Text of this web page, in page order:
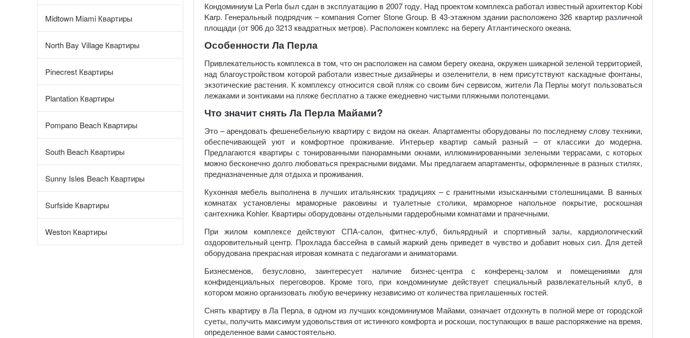
Midtown Miami Квартиры
North Bay Village Квартиры
Pinecrest Квартиры
Plantation Квартиры
Pompano Beach Квартиры
South Beach Квартиры
Sunny Isles Beach Квартиры
Surfside Квартиры
Weston Квартиры
Кондоминиум La Perla был сдан в эксплуатацию в 2007 году. Над проектом комплекса работал известный архитектор Kobi
Karp. Генеральный подрядчик – компания Corner Stone Group. В 43-этажном здании расположено 326 квартир различной
площади (от 906 до 3213 квадратных метров). Расположен комплекс на берегу Атлантического океана.
Особенности Ла Перла
Привлекательность комплекса в том, что он расположен на самом берегу океана, окружен шикарной зеленой территорией,
над благоустройством которой работали известные дизайнеры и озеленители, в нем присутствуют каскадные фонтаны,
экзотические растения. К комплексу относится свой пляж со своим бич сервисом, жители Ла Перлы могут пользоваться
лежаками и зонтиками на пляже бесплатно а также ежедневно чистыми пляжными полотенцами.
Что значит снять Ла Перла Майами?
Это – арендовать фешенебельную квартиру с видом на океан. Апартаменты оборудованы по последнему слову техники,
обеспечивающей уют и комфортное проживание. Интерьер квартир самый разный – от классики до модерна.
Предлагаются квартиры с тонированными панорамными окнами, иллюминированными зелеными террасами, с которых
можно бесконечно долго любоваться прекрасными видами. Мы предлагаем апартаменты, оформленные в разных стилях,
предназначенные для отдыха и проживания.
Кухонная мебель выполнена в лучших итальянских традициях – с гранитными изысканными столешницами. В ванных
комнатах установлены мраморные раковины и туалетные столики, мраморное напольное покрытие, роскошная
сантехника Kohler. Квартиры оборудованы отдельными гардеробными комнатами и прачечными.
При жилом комплексе действуют СПА-салон, фитнес-клуб, бильярдный и спортивный залы, кардиологический
оздоровительный центр. Прохлада бассейна в самый жаркий день приведет в чувство и добавит новых сил. Для детей
оборудована прекрасная игровая комната с педагогами и аниматорами.
Бизнесменов, безусловно, заинтересует наличие бизнес-центра с конференц-залом и помещениями для
конфиденциальных переговоров. Кроме того, при кондоминиуме действует специальный развлекательный клуб, в
котором можно организовать любую вечеринку независимо от количества приглашенных гостей.
Снять квартиру в Ла Перла, в одном из лучших кондоминиумов Майами, означает отдохнуть в полной мере от городской
суеты, получить максимум удовольствия от истинного комфорта и роскоши, поступающих в ваше распоряжение на время,
определенное вами самостоятельно.